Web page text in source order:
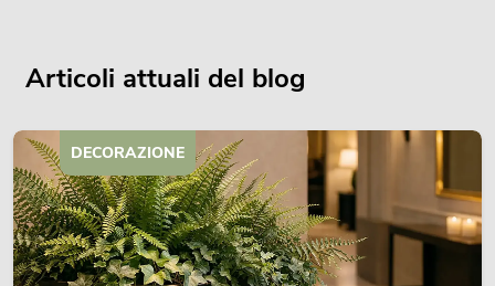
Articoli attuali del blog
DECORAZIONE